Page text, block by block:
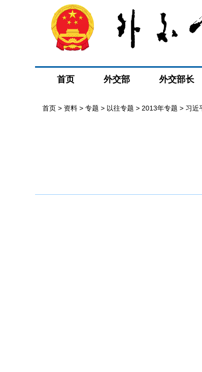
首页 外交部 外交部长
首页 > 资料 > 专题 > 以往专题 > 2013年专题 > 习近